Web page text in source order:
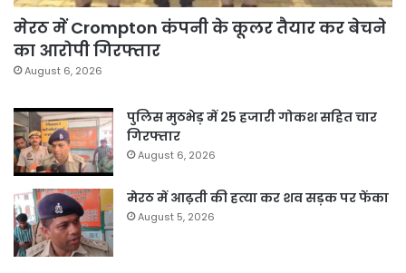
मेरठ में Crompton कंपनी के कूलर तैयार कर बेचने
का आरोपी गिरफ्तार
August 6, 2026
पुलिस मुठभेड़ में 25 हजारी गोकश सहित चार
गिरफ्तार
August 6, 2026
मेरठ में आढ़ती की हत्या कर शव सड़क पर फेंका
August 5, 2026